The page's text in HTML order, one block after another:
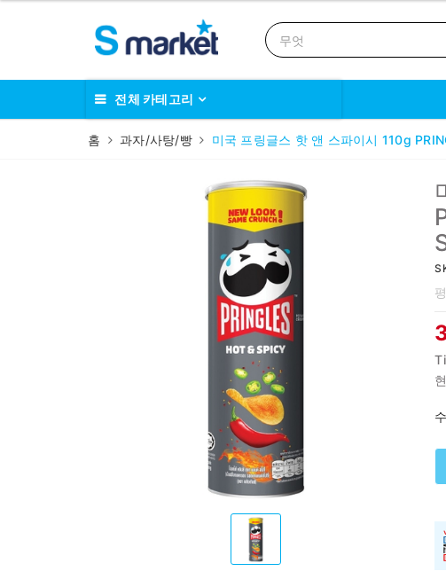
전체 카테고리
홈 과자/사탕/빵 미국 프링글스 핫 앤 스파이시 110g